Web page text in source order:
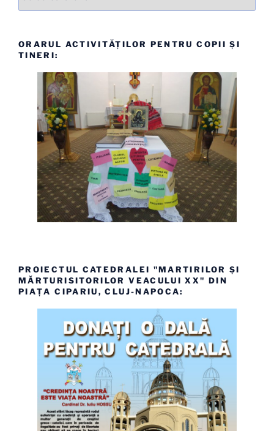
ORARUL ACTIVITĂȚILOR PENTRU COPII ȘI
TINERI:
PROIECTUL CATEDRALEI "MARTIRILOR ȘI
MĂRTURISITORILOR VEACULUI XX" DIN
PIAȚA CIPARIU, CLUJ-NAPOCA: